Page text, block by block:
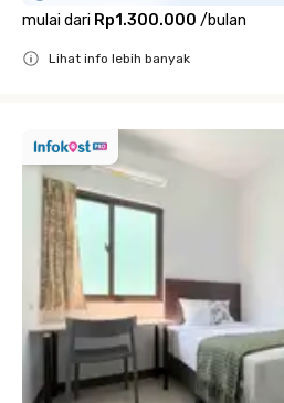
mulai dari Rp1.300.000 /bulan
Lihat info lebih banyak